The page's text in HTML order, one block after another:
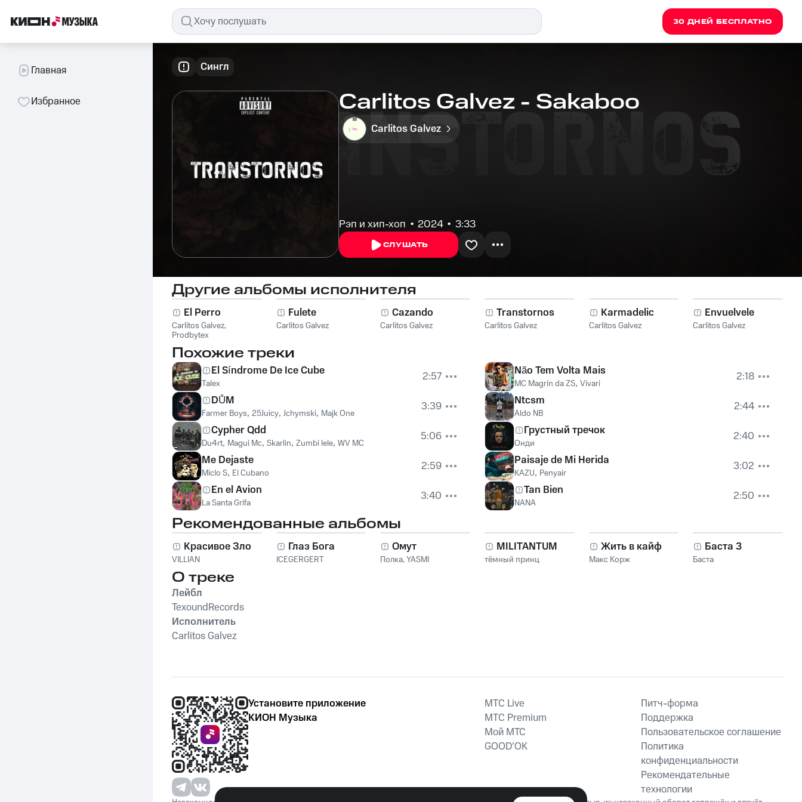
30 ДНЕЙ БЕСПЛАТНО
Главная
Избранное
Сингл
Carlitos Galvez - Sakaboo
Carlitos Galvez
Рэп и хип-хоп 2024 3:33
СЛУШАТЬ
Другие альбомы исполнителя
El Perro
Carlitos Galvez,
Prodbytex
Fulete
Carlitos Galvez
Cazando
Carlitos Galvez
Transtornos
Carlitos Galvez
Karmadelic
Carlitos Galvez
Envuelvele
Carlitos Galvez
Похожие треки
El Síndrome De Ice Cube
Talex
2:57
DŮM
Farmer Boys, 25Juicy, Jchymski, Majk One
3:39
Cypher Qdd
Du4rt, Magui Mc, Skarlin, Zumbi lele, WV MC
5:06
Me Dejaste
Miclo S, El Cubano
2:59
En el Avion
La Santa Grifa 3:40
Não Tem Volta Mais
MC Magrin da ZS, Vivari
2:18
Ntcsm
Aldo NB
2:44
Грустный тречок
Онди
2:40
Paisaje de Mi Herida
KAZU, Penyair
3:02
Tan Bien
NANA 2:50
Рекомендованные альбомы
Красивое Зло
VILLIAN
Глаз Бога
ICEGERGERT
Омут
Полка,YASMI
MILITANTUM
тёмный принц
Жить в кайф
Макс Корж
Баста 3
Баста
О треке
Лейбл
TexoundRecords
Исполнитель
Carlitos Galvez
Установите приложение
КИОН Музыка
MTС Live
MTС Premium
Мой МТС
GOOD’OK
Питч-форма
Поддержка
Пользовательское соглашение
Политика
конфиденциальности
Рекомендательные
технологии